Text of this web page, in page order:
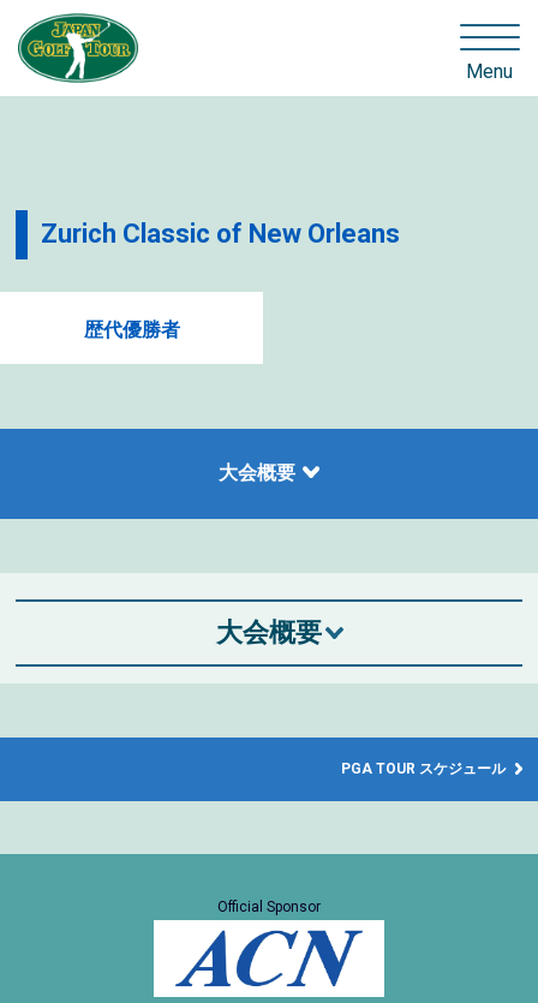
Menu
Zurich Classic of New Orleans
歴代優勝者
大会概要
大会概要
PGA TOUR スケジュール
Official Sponsor